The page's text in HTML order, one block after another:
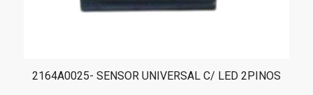
2164A0025- SENSOR UNIVERSAL C/ LED 2PINOS